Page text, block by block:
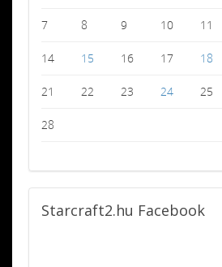
7 8 9 10 11
14 15 16 17 18
21 22 23 24 25
28
Starcraft2.hu Facebook